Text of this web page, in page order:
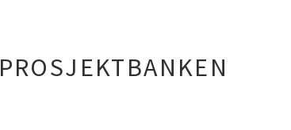
PROSJEKTBANKEN